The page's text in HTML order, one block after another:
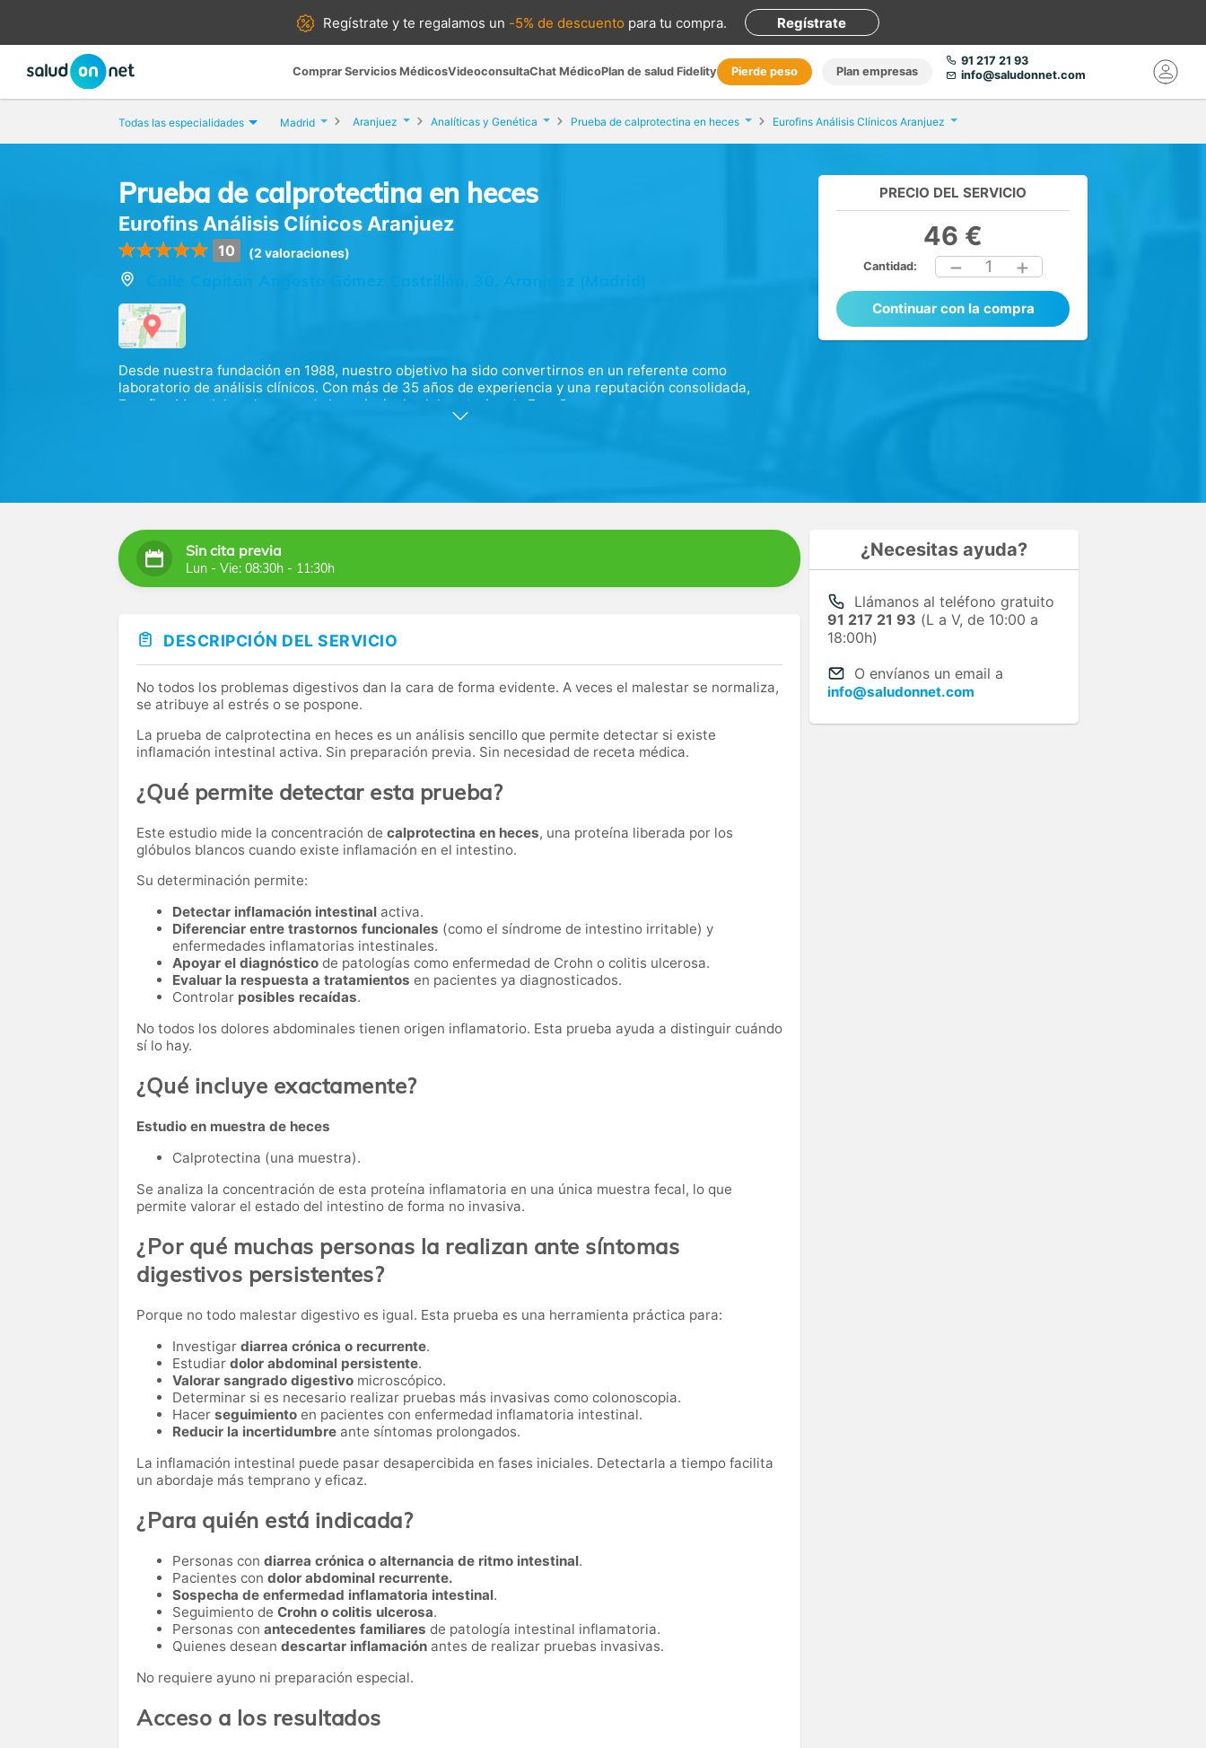
Regístrate yte regalamos un -5% de descuento para tu compra. Regístrate
Comprar Servicios MédicosVideoconsultaChat MédicoPlan de salud Fidelity Pierde peso Plan empresas
91 217 21 93
info@saludonnet.com
Todas las especialidades Madrid Aranjuez Analíticas y Genética Prueba de calprotectina en heces Eurofins Análisis Clínicos Aranjuez
Prueba de calprotectina en heces
Eurofins Análisis Clínicos Aranjuez
10 (2 valoraciones)
Calle Capitán Angosto Gómez Castrillón, 30, Aranjuez (Madrid)
Desde nuestra fundación en 1988, nuestro objetivo ha sido convertirnos en un referente como
laboratorio de análisis clínicos. Con más de 35 años de experiencia y una reputación consolidada,
Eurofins Megalab es hoy uno de los principales laboratorios de España.
En nuestros laboratorios realizamos más de 50 millones de análisis anualmente gracias a la aplicación de
PRECIO DEL SERVICIO
46 €
Cantidad: 1
Continuar con la compra
Sin cita previa
Lun - Vie: 08:30h - 11:30h
DESCRIPCIÓN DEL SERVICIO
No todos los problemas digestivos dan la cara de forma evidente. A veces el malestar se normaliza,
se atribuye al estrés o se pospone.
La prueba de calprotectina en heces es un análisis sencillo que permite detectar si existe
inflamación intestinal activa. Sin preparación previa. Sin necesidad de receta médica.
¿Qué permite detectar esta prueba?
Este estudio mide la concentración de calprotectina en heces, una proteína liberada por los
glóbulos blancos cuando existe inflamación en el intestino.
Su determinación permite:
Detectar inflamación intestinal activa.
Diferenciar entre trastornos funcionales (como el síndrome de intestino irritable) y
enfermedades inflamatorias intestinales.
Apoyar el diagnóstico de patologías como enfermedad de Crohn o colitis ulcerosa.
Evaluar la respuesta a tratamientos en pacientes ya diagnosticados.
Controlar posibles recaídas.
No todos los dolores abdominales tienen origen inflamatorio. Esta prueba ayuda a distinguir cuándo
sí lo hay.
¿Qué incluye exactamente?
Estudio en muestra de heces
Calprotectina (una muestra).
Se analiza la concentración de esta proteína inflamatoria en una única muestra fecal, lo que
permite valorar el estado del intestino de forma no invasiva.
¿Por qué muchas personas la realizan ante síntomas
digestivos persistentes?
Porque no todo malestar digestivo es igual. Esta prueba es una herramienta práctica para:
Investigar diarrea crónica o recurrente.
Estudiar dolor abdominal persistente.
Valorar sangrado digestivo microscópico.
Determinar si es necesario realizar pruebas más invasivas como colonoscopia.
Hacer seguimiento en pacientes con enfermedad inflamatoria intestinal.
Reducir la incertidumbre ante síntomas prolongados.
La inflamación intestinal puede pasar desapercibida en fases iniciales. Detectarla a tiempo facilita
un abordaje más temprano y eficaz.
¿Para quién está indicada?
Personas con diarrea crónica o alternancia de ritmo intestinal.
Pacientes con dolor abdominal recurrente.
Sospecha de enfermedad inflamatoria intestinal.
Seguimiento de Crohn o colitis ulcerosa.
Personas con antecedentes familiares de patología intestinal inflamatoria.
Quienes desean descartar inflamación antes de realizar pruebas invasivas.
No requiere ayuno ni preparación especial.
Acceso a los resultados
¿Necesitas ayuda?
Llámanos al teléfono gratuito
91 217 21 93 (L a V, de 10:00 a
18:00h)
O envíanos un email a
info@saludonnet.com